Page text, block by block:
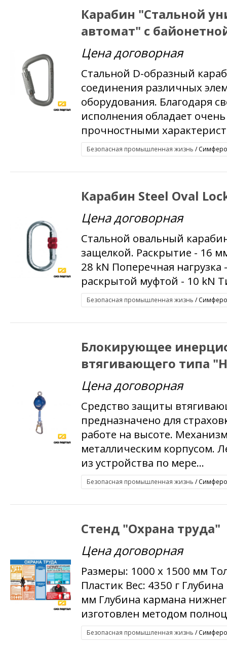
Карабин "Стальной
автомат" с
Цена договорная
Стальной D-образный
соединения различных
оборудования. Благодаря
исполнения обладает
прочностными
Безопасная промышленная жизнь /
Карабин Steel Oval
Цена договорная
Стальной овальный
защелкой. Раскрытие - 16
28 kN Поперечная нагрузка
раскрытой муфтой - 10 kN
Безопасная промышленная жизнь /
Блокирующее
втягивающего типа
Цена договорная
Средство защиты
предназначено для
работе на высоте.
металлическим корпусом.
из устройства по мере...
Безопасная промышленная жизнь /
Стенд "Охрана труда"
Цена договорная
Размеры: 1000 x 1500 мм
Пластик Вес: 4350 г
мм Глубина кармана
изготовлен методом
Безопасная промышленная жизнь /